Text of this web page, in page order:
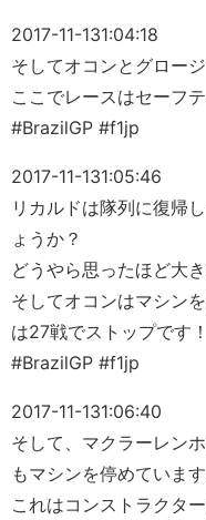
2017-11-131:04:18
そしてオコンとグロー
ここでレースはセーフ
#BrazilGP #f1jp
2017-11-131:05:46
リカルドは隊列に復帰
ょうか？
どうやら思ったほど大
そしてオコンはマシン
は27戦でストップです！
#BrazilGP #f1jp
2017-11-131:06:40
そして、マクラーレン
もマシンを停めています
これはコンストラクタ